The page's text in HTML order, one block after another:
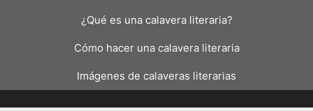
¿Qué es una calavera literaria?
Cómo hacer una calavera literaria
Imágenes de calaveras literarias